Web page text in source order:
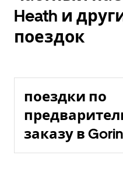
Heath и
поездок
поездки по
заказу в